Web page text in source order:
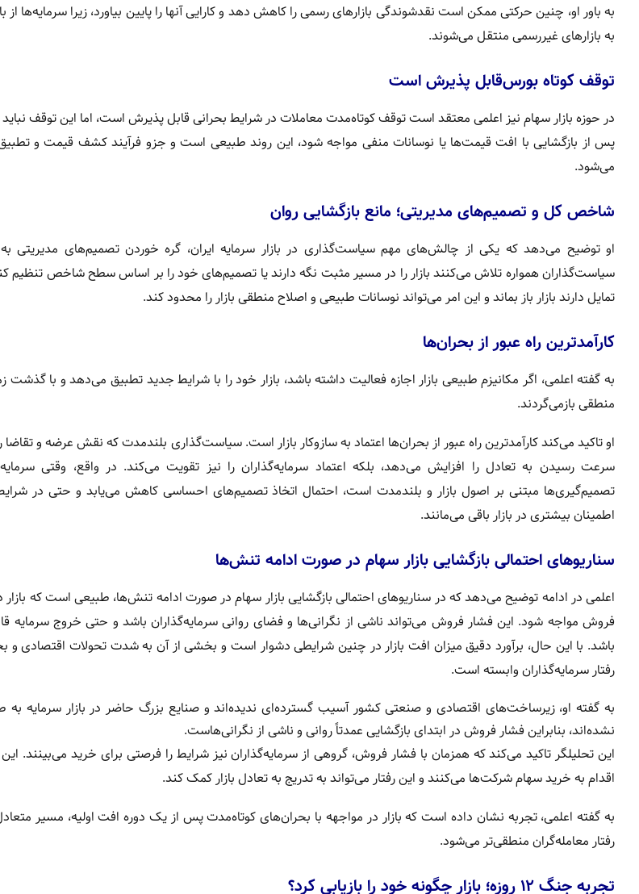
به باور او، چنین حرکتی ممکن است نقدشوندگی بازارهای رسمی را کاهش دهد و کارایی آنها را پایین بیاورد، زیرا سرمایه‌ها
به بازارهای غیررسمی منتقل می‌شوند.
توقف کوتاه بورس‌قابل پذیرش است
در حوزه بازار سهام نیز اعلمی معتقد است توقف کوتاه‌مدت معاملات در شرایط بحرانی قابل پذیرش است، اما این توقف نباید
پس از بازگشایی با افت قیمت‌ها یا نوسانات منفی مواجه شود، این روند طبیعی است و جزو فرآیند کشف قیمت و
می‌شود.
شاخص کل و تصمیم‌های مدیریتی؛ مانع بازگشایی روان
او توضیح می‌دهد که یکی از چالش‌های مهم سیاست‌گذاری در بازار سرمایه ایران، گره خوردن تصمیم‌های
سیاست‌گذاران همواره تلاش می‌کنند بازار را در مسیر مثبت نگه دارند یا تصمیم‌های خود را بر اساس سطح شاخص تنظیم
تمایل دارند بازار باز بماند و این امر می‌تواند نوسانات طبیعی و اصلاح منطقی بازار را محدود کند.
کارآمدترین راه عبور از بحران‌ها
به گفته اعلمی، اگر مکانیزم طبیعی بازار اجازه فعالیت داشته باشد، بازار خود را با شرایط جدید تطبیق می‌دهد و با گذشت
منطقی بازمی‌گردند.
او تاکید می‌کند کارآمدترین راه عبور از بحران‌ها اعتماد به سازوکار بازار است. سیاست‌گذاری بلندمدت که نقش عرضه و تقاضا
سرعت رسیدن به تعادل را افزایش می‌دهد، بلکه اعتماد سرمایه‌گذاران را نیز تقویت می‌کند. در واقع، وقتی
تصمیم‌گیری‌ها مبتنی بر اصول بازار و بلندمدت است، احتمال اتخاذ تصمیم‌های احساسی کاهش می‌یابد و حتی در شرایط
اطمینان بیشتری در بازار باقی می‌مانند.
سناریوهای احتمالی بازگشایی بازار سهام در صورت ادامه تنش‌ها
اعلمی در ادامه توضیح می‌دهد که در سناریوهای احتمالی بازگشایی بازار سهام در صورت ادامه تنش‌ها، طبیعی است که بازار
فروش مواجه شود. این فشار فروش می‌تواند ناشی از نگرانی‌ها و فضای روانی سرمایه‌گذاران باشد و حتی خروج سرمایه
باشد. با این حال، برآورد دقیق میزان افت بازار در چنین شرایطی دشوار است و بخشی از آن به شدت تحولات اقتصادی
رفتار سرمایه‌گذاران وابسته است.
به گفته او، زیرساخت‌های اقتصادی و صنعتی کشور آسیب گسترده‌ای ندیده‌اند و صنایع بزرگ حاضر در بازار سرمایه
نشده‌اند، بنابراین فشار فروش در ابتدای بازگشایی عمدتاً روانی و ناشی از نگرانی‌هاست.
این تحلیلگر تاکید می‌کند که همزمان با فشار فروش، گروهی از سرمایه‌گذاران نیز شرایط را فرصتی برای خرید می‌بینند. این
اقدام به خرید سهام شرکت‌ها می‌کنند و این رفتار می‌تواند به تدریج به تعادل بازار کمک کند.
به گفته اعلمی، تجربه نشان داده است که بازار در مواجهه با بحران‌های کوتاه‌مدت پس از یک دوره افت اولیه، مسیر
رفتار معامله‌گران منطقی‌تر می‌شود.
تجربه جنگ ۱۲ روزه؛ بازار چگونه خود را بازیابی کرد؟